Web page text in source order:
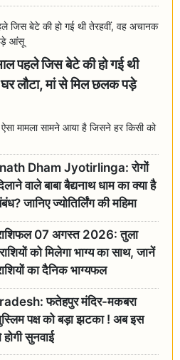
जिस बेटे की हो गई थी
लौटा, मां से मिल छलक पड़े
मामला सामने आया है जिसने हर किसी को
Dham Jyotirlinga: रोगों
वाले बाबा बैद्यनाथ धाम का क्या है
जानिए ज्योतिर्लिंग की महिमा
07 अगस्त 2026: तुला
को मिलेगा भाग्य का साथ, जानें
का दैनिक भाग्यफल
फतेहपुर मंदिर-मकबरा
पक्ष को बड़ा झटका ! अब इस
सुनवाई